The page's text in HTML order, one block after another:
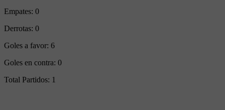
Empates: 0
Derrotas: 0
Goles a favor: 6
Goles en contra: 0
Total Partidos: 1